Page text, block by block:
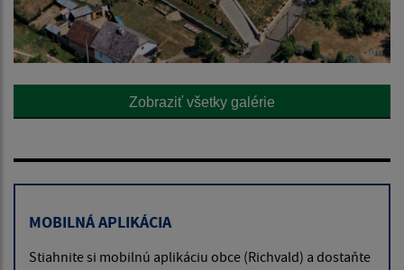
Zobraziť všetky galérie
MOBILNÁ APLIKÁCIA
Stiahnite si mobilnú aplikáciu obce (Richvald) a dostaňte